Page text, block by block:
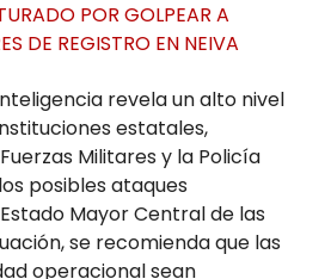
POR GOLPEAR A
DE REGISTRO EN NEIVA
revela un alto nivel
estatales,
Militares y la Policía
posibles ataques
Mayor Central de las
se recomienda que las
operacional sean